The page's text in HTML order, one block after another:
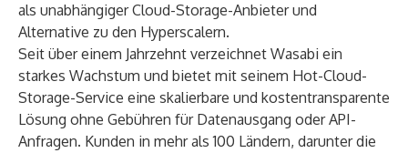
als unabhängiger Cloud-Storage-Anbieter und
Alternative zu den Hyperscalern.
Seit über einem Jahrzehnt verzeichnet Wasabi ein
starkes Wachstum und bietet mit seinem Hot-Cloud-
Storage-Service eine skalierbare und kostentransparente
Lösung ohne Gebühren für Datenausgang oder API-
Anfragen. Kunden in mehr als 100 Ländern, darunter die